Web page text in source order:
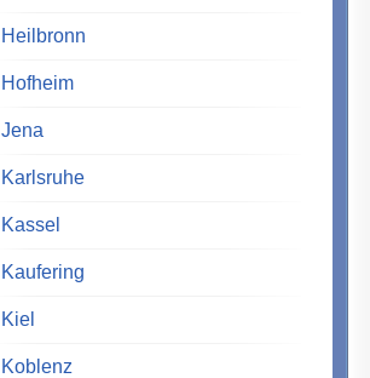
Heilbronn
Hofheim
Jena
Karlsruhe
Kassel
Kaufering
Kiel
Koblenz